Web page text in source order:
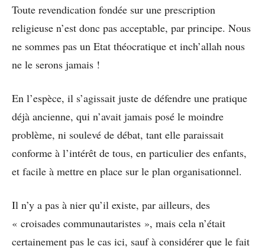
Toute revendication fondée sur une prescription
religieuse n’est donc pas acceptable, par principe. Nous
ne sommes pas un Etat théocratique et inch’allah nous
ne le serons jamais !
En l’espèce, il s’agissait juste de défendre une pratique
déjà ancienne, qui n’avait jamais posé le moindre
problème, ni soulevé de débat, tant elle paraissait
conforme à l’intérêt de tous, en particulier des enfants,
et facile à mettre en place sur le plan organisationnel.
Il n’y a pas à nier qu’il existe, par ailleurs, des
« croisades communautaristes », mais cela n’était
certainement pas le cas ici, sauf à considérer que le fait